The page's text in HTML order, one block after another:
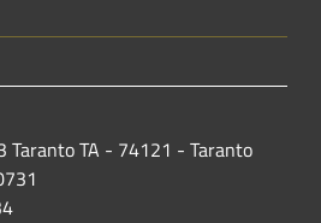
Taranto TA - 74121 - Taranto